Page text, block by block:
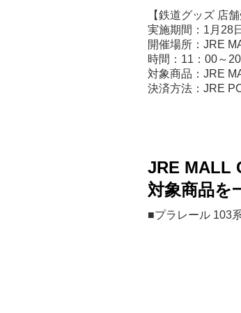
【鉄道グッズ 店
実施期間：1月28
開催場所：JRE
時間：11：00～
対象商品：JRE
決済方法：JRE
JRE MALL
対象商品を
■プラレール 103